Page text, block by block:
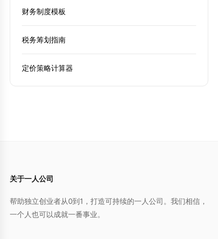
财务制度模板
税务筹划指南
定价策略计算器
关于一人公司
帮助独立创业者从0到1，打造可持续的一人公司。我们相信，
一个人也可以成就一番事业。